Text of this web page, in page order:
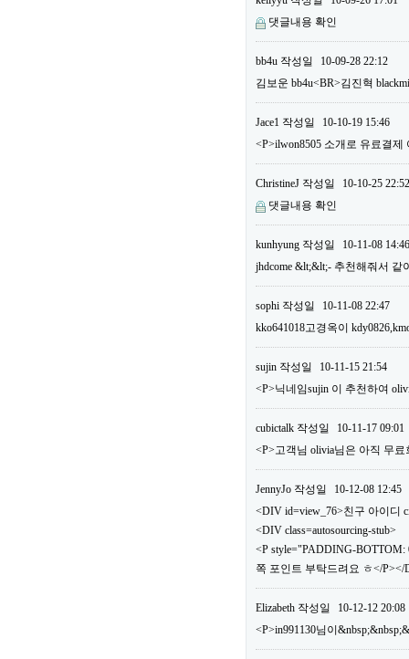
댓글내용 확인
bb4u 작성일
10-09-28 22:12
김보운 bb4u<BR>김진혁
Jace1 작성일
10-10-19 15:46
<P>ilwon8505 소개로 유료결
ChristineJ 작성일
10-10-25 22:52
댓글내용 확인
kunhyung 작성일
10-11-08 14:46
jhdcome &lt;&lt;- 추천해줘서
sophi 작성일
10-11-08 22:47
kko641018고경옥이
sujin 작성일
10-11-15 21:54
<P>닉네임sujin 이 추천하여
cubictalk 작성일
10-11-17 09:01
<P>고객님 olivia님은 아직 무
JennyJo 작성일
10-12-08 12:45
<DIV id=view_76>친구 아이디
<DIV class=autosourcing-stub>
<P style="PADDING-
쪽 포인트 부탁드려요 ㅎ</
Elizabeth 작성일
10-12-12 20:08
<P>in991130님이